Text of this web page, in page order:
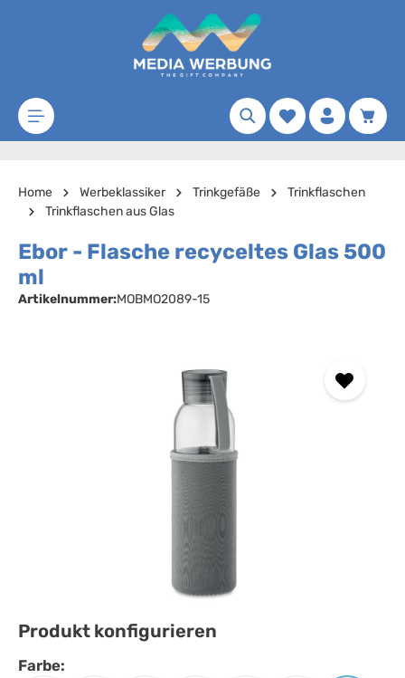
Zum Hauptinhalt springen
Merkzettel
Home Werbeklassiker Trinkgefäße
Trinkflaschen
Trinkflaschen aus Glas
Ebor - Flasche recyceltes Glas 500
ml
Artikelnummer:MOBMO2089-15
Produkt konfigurieren
Farbe: